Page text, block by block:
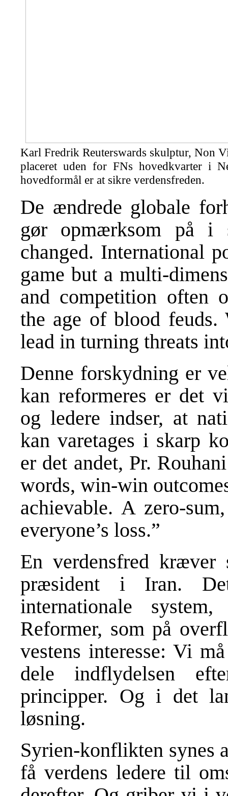
Karl Fredrik Reuterswards skulptur, Non
placeret uden for FNs hovedkvarter i
hovedformål er at sikre verdensfreden.
De ændrede globale
gør opmærksom på i
changed. International
game but a multi-
and competition often
the age of blood feuds.
lead in turning threats
Denne forskydning er
kan reformeres er det
og ledere indser, at
kan varetages i skarp
er det andet, Pr.
words, win-win
achievable. A zero-
everyone’s loss.”
En verdensfred
præsident i Iran.
internationale
Reformer, som på
vestens interesse: Vi
dele indflydelsen
principper. Og i det
løsning.
Syrien-konflikten synes
få verdens ledere til